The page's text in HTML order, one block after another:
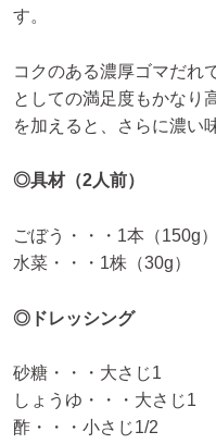
す。
コクのある濃厚ゴマだれ
としての満足度もかなり
を加えると、さらに濃い
◎具材（2人前）
ごぼう・・・1本（150g）
水菜・・・1株（30g）
◎ドレッシング
砂糖・・・大さじ1
しょうゆ・・・大さじ1
酢・・・小さじ1/2